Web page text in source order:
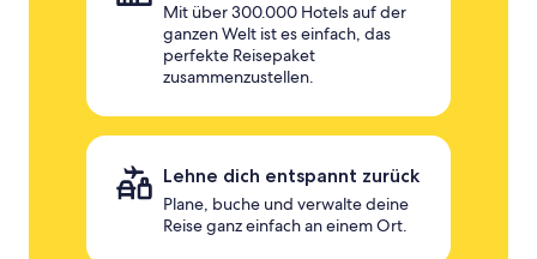
Mit über 300.000 Hotels auf der
ganzen Welt ist es einfach, das
perfekte Reisepaket
zusammenzustellen.
Lehne dich entspannt zurück
Plane, buche und verwalte deine
Reise ganz einfach an einem Ort.